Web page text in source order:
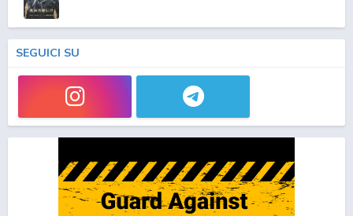
SEGUICI SU